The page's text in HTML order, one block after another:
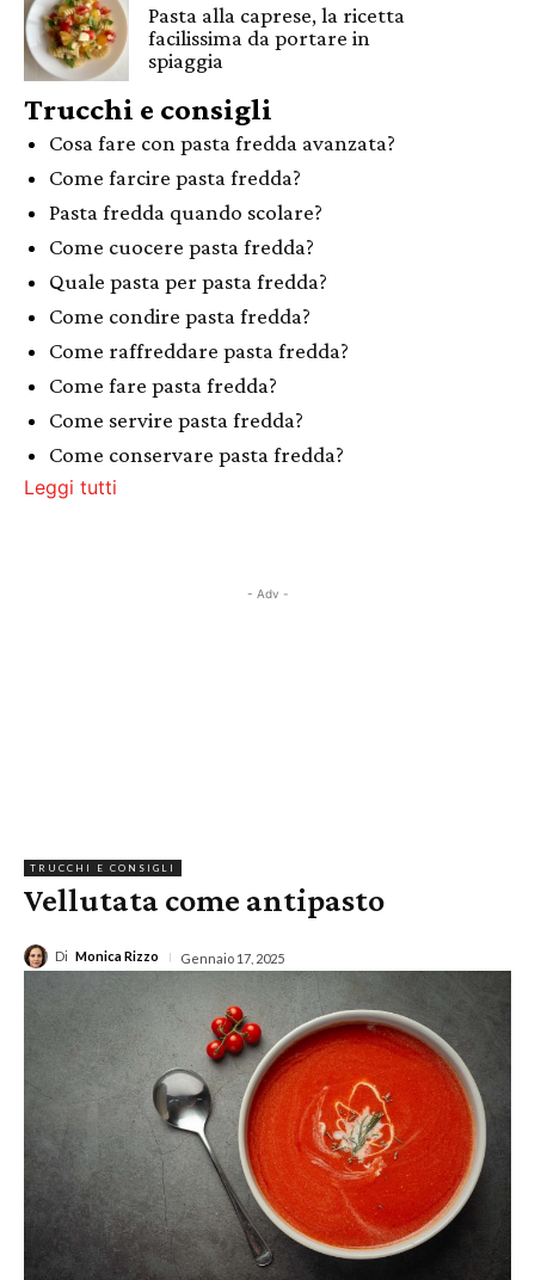
Pasta alla caprese, la ricetta
facilissima da portare in
spiaggia
Trucchi e consigli
Cosa fare con pasta fredda avanzata?
Come farcire pasta fredda?
Pasta fredda quando scolare?
Come cuocere pasta fredda?
Quale pasta per pasta fredda?
Come condire pasta fredda?
Come raffreddare pasta fredda?
Come fare pasta fredda?
Come servire pasta fredda?
Come conservare pasta fredda?
Leggi tutti
- Adv -